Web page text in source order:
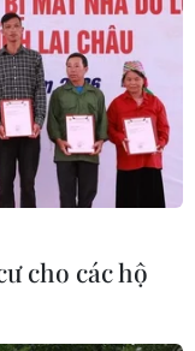
cho các hộ